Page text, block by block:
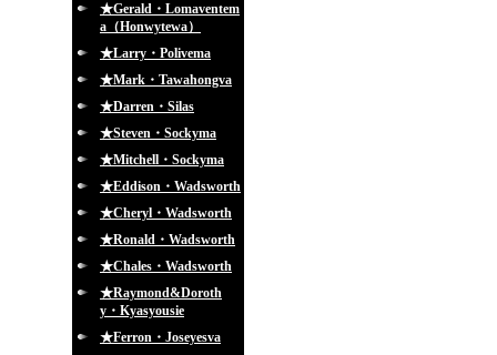
★Gerald・Lomaventem
a（Honwytewa）
★Larry・Polivema
★Mark・Tawahongva
★Darren・Silas
★Steven・Sockyma
★Mitchell・Sockyma
★Eddison・Wadsworth
★Cheryl・Wadsworth
★Ronald・Wadsworth
★Chales・Wadsworth
★Raymond&Doroth
y・Kyasyousie
★Ferron・Joseyesva